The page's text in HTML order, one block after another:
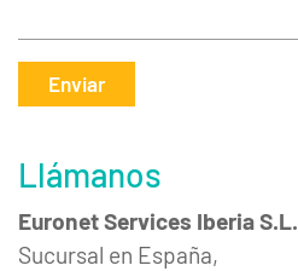
Enviar
Llámanos
Euronet Services Iberia S.L.
Sucursal en España,